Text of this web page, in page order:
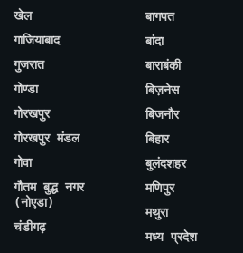
खेल
गाजियाबाद
गुजरात
गोण्डा
गोरखपुर
गोरखपुर मंडल
गोवा
गौतम बुद्ध नगर
(नोएडा)
चंडीगढ़
बागपत
बांदा
बाराबंकी
बिज़नेस
बिजनौर
बिहार
बुलंदशहर
मणिपुर
मथुरा
मध्य प्रदेश